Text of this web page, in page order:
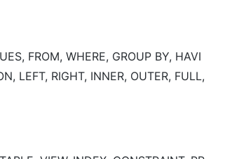
FROM, WHERE, GROUP BY, HAVI
LEFT, RIGHT, INNER, OUTER, FULL,